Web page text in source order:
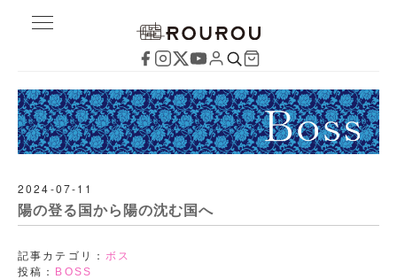
2024-07-11
陽の登る国から陽の沈む国へ
記事カテゴリ： ボス
投稿： BOSS